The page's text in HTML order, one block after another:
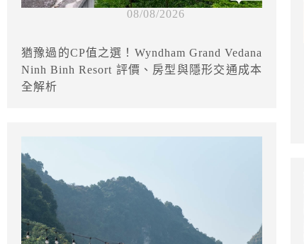
08/08/2026
猶豫過的CP值之選！Wyndham Grand Vedana
Ninh Binh Resort 評價、房型與隱形交通成本
全解析